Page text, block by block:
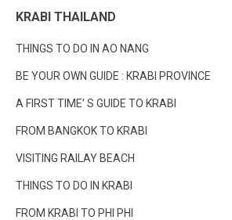
KRABI THAILAND
THINGS TO DO IN AO NANG
BE YOUR OWN GUIDE : KRABI PROVINCE
A FIRST TIME’ S GUIDE TO KRABI
FROM BANGKOK TO KRABI
VISITING RAILAY BEACH
THINGS TO DO IN KRABI
FROM KRABI TO PHI PHI